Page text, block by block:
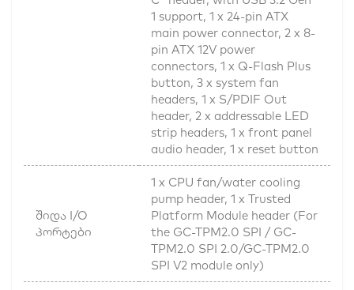
1 support, 1 x 24-pin ATX
main power connector, 2 x 8-
pin ATX 12V power
connectors, 1 x Q-Flash Plus
button, 3 x system fan
headers, 1 x S/PDIF Out
header, 2 x addressable LED
strip headers, 1 x front panel
audio header, 1 x reset button
შიდა I/O
პორტები
1 x CPU fan/water cooling
pump header, 1 x Trusted
Platform Module header (For
the GC-TPM2.0 SPI / GC-
TPM2.0 SPI 2.0/GC-TPM2.0
SPI V2 module only)